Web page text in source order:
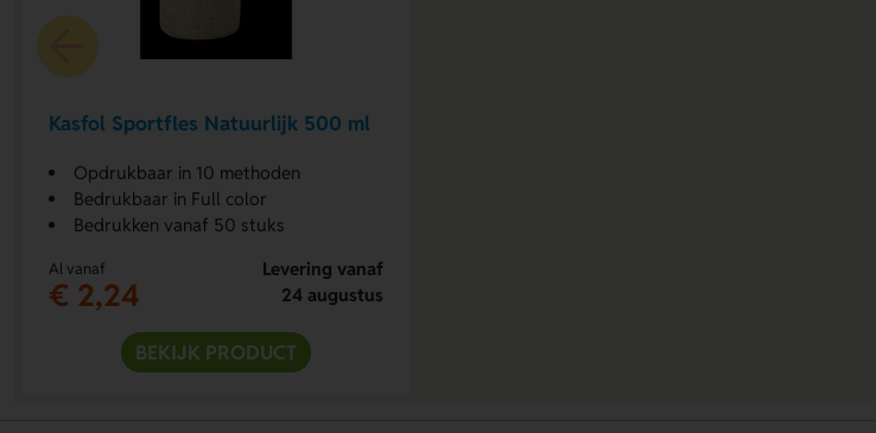
Kasfol Sportfles Natuurlijk 500 ml
Opdrukbaar in 10 methoden
Bedrukbaar in Full color
Bedrukken vanaf 50 stuks
Al vanaf
€ 2,24
Levering vanaf
24 augustus
BEKIJK PRODUCT